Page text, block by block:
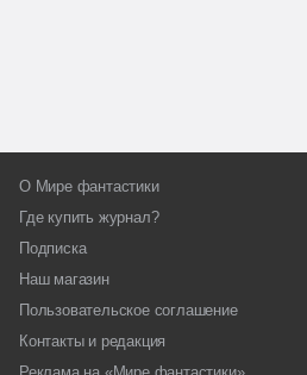
О Мире фантастики
Где купить журнал?
Подписка
Наш магазин
Пользовательское соглашение
Контакты и редакция